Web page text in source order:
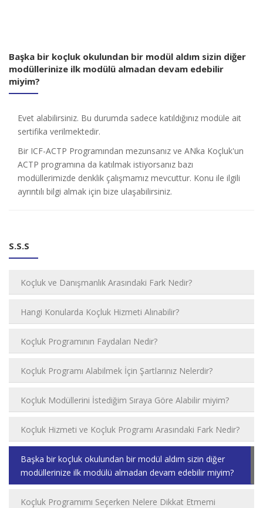
Başka bir koçluk okulundan bir modül aldım sizin diğer
modüllerinize ilk modülü almadan devam edebilir
miyim?
Evet alabilirsiniz. Bu durumda sadece katıldığınız modüle ait
sertifika verilmektedir.
Bir ICF-ACTP Programından mezunsanız ve ANka Koçluk'un
ACTP programına da katılmak istiyorsanız bazı
modüllerimizde denklik çalışmamız mevcuttur. Konu ile ilgili
ayrıntılı bilgi almak için bize ulaşabilirsiniz.
S.S.S
Koçluk ve Danışmanlık Arasındaki Fark Nedir?
Hangi Konularda Koçluk Hizmeti Alınabilir?
Koçluk Programının Faydaları Nedir?
Koçluk Programı Alabilmek İçin Şartlarınız Nelerdir?
Koçluk Modüllerini İstediğim Sıraya Göre Alabilir miyim?
Koçluk Hizmeti ve Koçluk Programı Arasındaki Fark Nedir?
Başka bir koçluk okulundan bir modül aldım sizin diğer
modüllerinize ilk modülü almadan devam edebilir miyim?
Koçluk Programımı Seçerken Nelere Dikkat Etmemi